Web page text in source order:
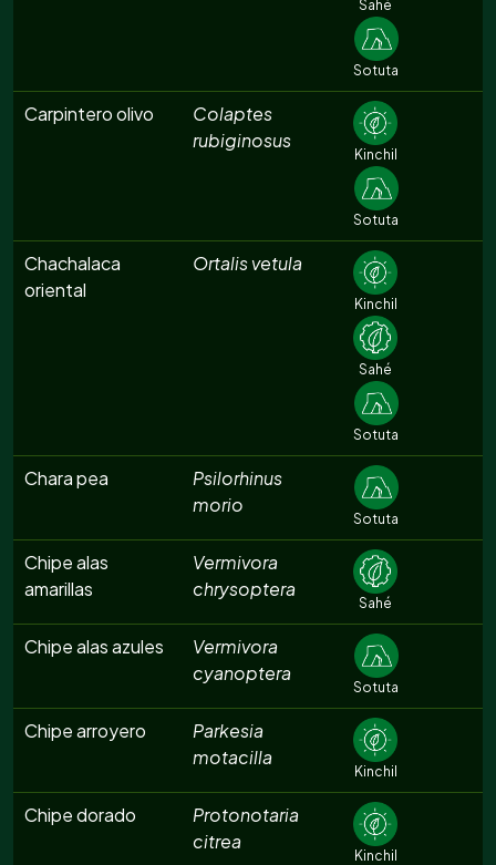
Sahé
Sotuta
Carpintero olivo
Colaptes
rubiginosus
Kinchil
Sotuta
Chachalaca
oriental
Ortalis vetula
Kinchil
Sahé
Sotuta
Chara pea
Psilorhinus
morio
Sotuta
Chipe alas
amarillas
Vermivora
chrysoptera
Sahé
Chipe alas azules
Vermivora
cyanoptera
Sotuta
Chipe arroyero
Parkesia
motacilla
Kinchil
Chipe dorado
Protonotaria
citrea
Kinchil